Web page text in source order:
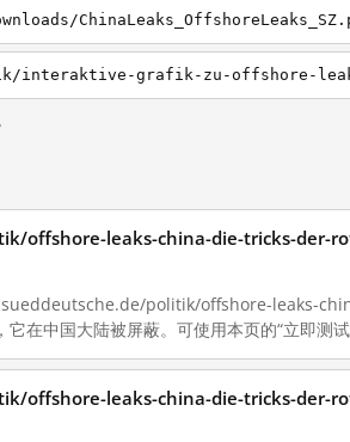
offshore-leaks-china-die-tricks-der-
politik/offshore-leaks-
在中国大陆被屏蔽。可使用本页的“立即测试
offshore-leaks-china-die-tricks-der-